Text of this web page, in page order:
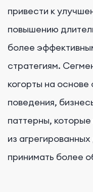
привести к
повышению
более
стратегиям.
когорты на
поведения,
паттерны,
из
принимать более